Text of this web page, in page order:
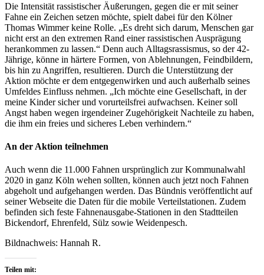
Die Intensität rassistischer Äußerungen, gegen die er mit seiner
Fahne ein Zeichen setzen möchte, spielt dabei für den Kölner
Thomas Wimmer keine Rolle. „Es dreht sich darum, Menschen gar
nicht erst an den extremen Rand einer rassistischen Ausprägung
herankommen zu lassen.“ Denn auch Alltagsrassismus, so der 42-
Jährige, könne in härtere Formen, von Ablehnungen, Feindbildern,
bis hin zu Angriffen, resultieren. Durch die Unterstützung der
Aktion möchte er dem entgegenwirken und auch außerhalb seines
Umfeldes Einfluss nehmen. „Ich möchte eine Gesellschaft, in der
meine Kinder sicher und vorurteilsfrei aufwachsen. Keiner soll
Angst haben wegen irgendeiner Zugehörigkeit Nachteile zu haben,
die ihm ein freies und sicheres Leben verhindern.“
An der Aktion teilnehmen
Auch wenn die 11.000 Fahnen ursprünglich zur Kommunalwahl
2020 in ganz Köln wehen sollten, können auch jetzt noch Fahnen
abgeholt und aufgehangen werden. Das Bündnis veröffentlicht auf
seiner Webseite die Daten für die mobile Verteilstationen. Zudem
befinden sich feste Fahnenausgabe-Stationen in den Stadtteilen
Bickendorf, Ehrenfeld, Sülz sowie Weidenpesch.
Bildnachweis: Hannah R.
Teilen mit: